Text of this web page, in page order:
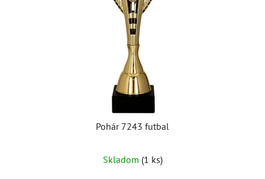
Pohár 7243 futbal
Skladom (1 ks)